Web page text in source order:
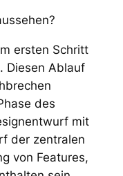
ersten Schritt
Diesen Ablauf
des
mit
der zentralen
von Features,